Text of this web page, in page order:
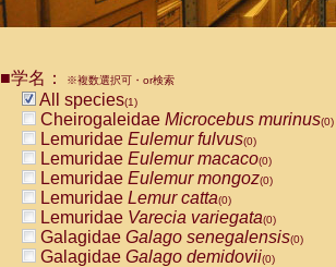
■学名： ※複数選択可・or検索
All species(1)
Cheirogaleidae Microcebus murinus(0)
Lemuridae Eulemur fulvus(0)
Lemuridae Eulemur macaco(0)
Lemuridae Eulemur mongoz(0)
Lemuridae Lemur catta(0)
Lemuridae Varecia variegata(0)
Galagidae Galago senegalensis(0)
Galagidae Galago demidovii(0)